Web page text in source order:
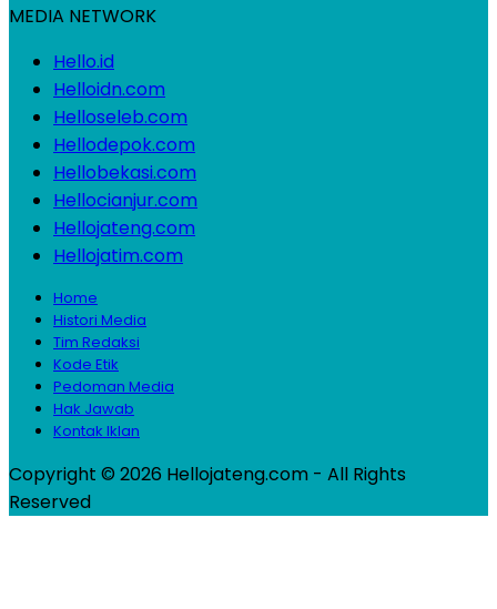
MEDIA NETWORK
Hello.id
Helloidn.com
Helloseleb.com
Hellodepok.com
Hellobekasi.com
Hellocianjur.com
Hellojateng.com
Hellojatim.com
Home
Histori Media
Tim Redaksi
Kode Etik
Pedoman Media
Hak Jawab
Kontak Iklan
Copyright © 2026 Hellojateng.com - All Rights
Reserved